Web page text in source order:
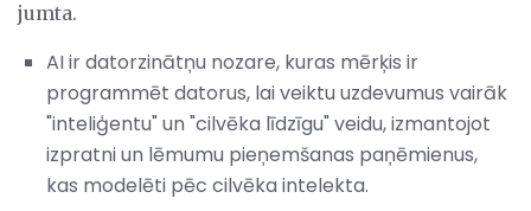
jumta.
AI ir datorzinātņu nozare, kuras mērķis ir
programmēt datorus, lai veiktu uzdevumus vairāk
"inteliģentu" un "cilvēka līdzīgu" veidu, izmantojot
izpratni un lēmumu pieņemšanas paņēmienus,
kas modelēti pēc cilvēka intelekta.